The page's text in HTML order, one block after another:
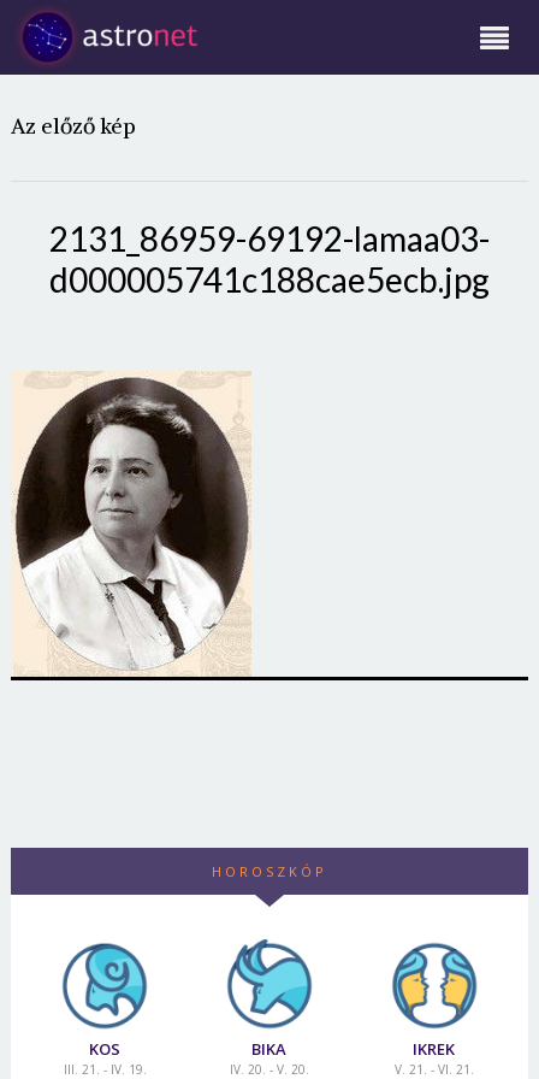
Az előző kép
2131_86959-69192-lamaa03-
d000005741c188cae5ecb.jpg
HOROSZKÓP
KOS
III. 21. - IV. 19.
BIKA
IV. 20. - V. 20.
IKREK
V. 21. - VI. 21.